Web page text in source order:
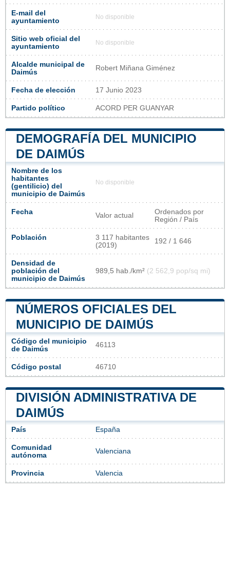
E-mail del
ayuntamiento
No disponible
Sitio web oficial del
ayuntamiento
No disponible
Alcalde municipal de
Daimús
Robert Miñana Giménez
Fecha de elección 17 Junio 2023
Partido político ACORD PER GUANYAR
DEMOGRAFÍA DEL MUNICIPIO
DE DAIMÚS
Nombre de los
habitantes
(gentilicio) del
municipio de Daimús
No disponible
Fecha Valor actual
Ordenados por
Región / País
Población
3 117 habitantes
(2019)
192 / 1 646
Densidad de
población del
municipio de Daimús
989,5 hab./km² (2 562,9 pop/sq mi)
NÚMEROS OFICIALES DEL
MUNICIPIO DE DAIMÚS
Código del municipio
de Daimús
46113
Código postal 46710
DIVISIÓN ADMINISTRATIVA DE
DAIMÚS
País España
Comunidad
autónoma
Valenciana
Provincia Valencia